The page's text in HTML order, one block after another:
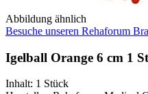
Abbildung ähnlich
Besuche unseren Rehaforum
Igelball Orange 6 cm 1
Inhalt: 1 Stück